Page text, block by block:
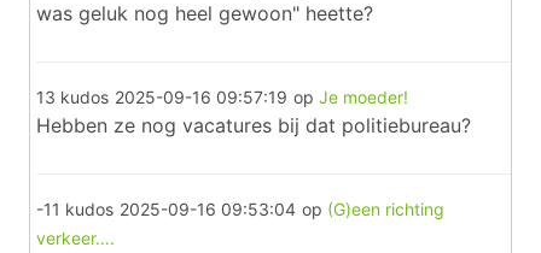
was geluk nog heel gewoon" heette?
13 kudos 2025-09-16 09:57:19 op Je moeder!
Hebben ze nog vacatures bij dat politiebureau?
-11 kudos 2025-09-16 09:53:04 op (G)een richting
verkeer….